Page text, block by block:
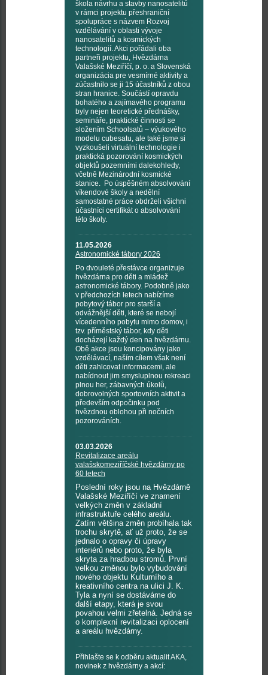
škola návrhu a stavby nanosatelitů
v rámci projektu přeshraniční
spolupráce s názvem Rozvoj
vzdělávání v oblasti vývoje
nanosatelitů a kosmických
technologií. Akci pořádali oba
partneři projektu, Hvězdárna
Valašské Meziříčí, p. o. a Slovenská
organizácia pre vesmírné aktivity a
zúčastnilo se ji 15 účastníků z obou
stran hranice. Součástí opravdu
bohatého a zajímavého programu
byly nejen teoretické přednášky,
semináře, praktické činnosti se
složením Schoolsatů – výukového
modelu cubesatu, ale také jsme si
vyzkoušeli virtuální technologie i
praktická pozorování kosmických
objektů pozemními dalekohledy,
včetně Mezinárodní kosmické
stanice. Po úspěšném absolvování
víkendové školy a nedělní
samostatné práce obdrželi všichni
účastníci certifikát o absolvování
této školy.
11.05.2026
Astronomické tábory 2026
Po dvouleté přestávce organizuje
hvězdárna pro děti a mládež
astronomické tábory. Podobně jako
v předchozích letech nabízíme
pobytový tábor pro starší a
odvážnější děti, které se nebojí
vícedenního pobytu mimo domov, i
tzv. příměstský tábor, kdy děti
docházejí každý den na hvězdárnu.
Obě akce jsou koncipovány jako
vzdělávací, naším cílem však není
děti zahlcovat informacemi, ale
nabídnout jim smysluplnou rekreaci
plnou her, zábavných úkolů,
dobrovolných sportovních aktivit a
především odpočinku pod
hvězdnou oblohou při nočních
pozorováních.
03.03.2026
Revitalizace areálu
valašskomeziříčské hvězdárny po
60 letech
Poslední roky jsou na Hvězdárně
Valašské Meziříčí ve znamení
velkých změn v základní
infrastruktuře celého areálu.
Zatím většina změn probíhala tak
trochu skrytě, ať už proto, že se
jednalo o opravy či úpravy
interiérů nebo proto, že byla
skryta za hradbou stromů. První
velkou změnou bylo vybudování
nového objektu Kulturního a
kreativního centra na ulici J. K.
Tyla a nyní se dostáváme do
další etapy, která je svou
povahou velmi zřetelná. Jedná se
o komplexní revitalizaci oplocení
a areálu hvězdárny.
Přihlašte se k odběru aktualit AKA,
novinek z hvězdárny a akcí: